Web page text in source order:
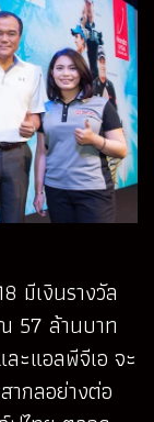
มีเงินรางวัล
57 ล้านบาท
ะแอลพีจีเอ จะ
ากลอย่างต่อ